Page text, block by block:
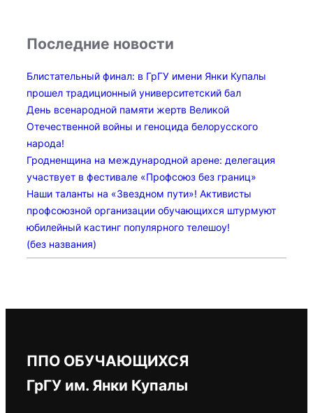
Последние новости
Блистательный финал: в ГрГУ имени Янки Купалы
прошел традиционный университетский бал
День всенародной памяти жертв Великой
Отечественной войны и геноцида белорусского
народа!
Гродненщина на международной арене: делегация
участвует в фестивале «Профсоюз без границ»
Наши таланты на «Звездном пути»! Активисты
профсоюзной организации обучающихся штурмуют
юбилейный кастинг популярного телешоу!
(без названия)
ППО ОБУЧАЮЩИХСЯ
ГрГУ им. Янки Купалы